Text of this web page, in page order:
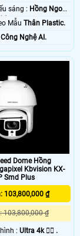
🌚 Khi xem thiếu sáng : Hồng Ngoại
MẫuThân Plastic.
:Công Nghệ AI.
Dome Hồng
Kbvision KX-
IP Smd Plus
103,800,000 ₫
103,800,000 ₫
hình :Ultra 4k 👍🏾 .